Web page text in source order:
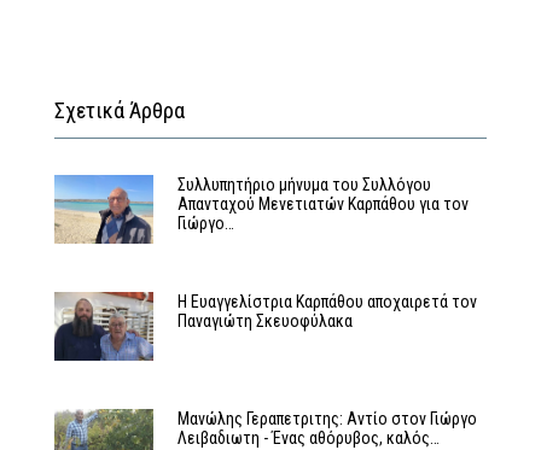
Σχετικά Άρθρα
Συλλυπητήριο μήνυμα του Συλλόγου
Απανταχού Μενετιατών Καρπάθου για τον
Γιώργο…
Η Ευαγγελίστρια Καρπάθου αποχαιρετά τον
Παναγιώτη Σκευοφύλακα
Μανώλης Γεραπετριτης: Αντίο στον Γιώργο
Λειβαδιωτη - Ένας αθόρυβος, καλός…